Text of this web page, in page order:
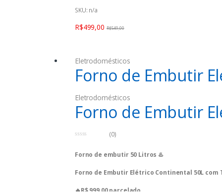
SKU: n/a
R$499,00 R$549,00
Eletrodomésticos
Forno de Embutir
Eletrodomésticos
Forno de Embutir
u
f
(0)
Forno de embutir 50 Litros ♨️
Forno de Embutir Elétrico Continental 50L com
🔥R$ 999,00 parcelado